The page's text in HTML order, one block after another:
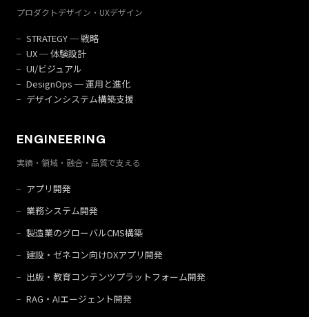
プロダクトデザイン・UXデザイン
STRATEGY ─ 戦略
UX ─ 体験設計
UI/ビジュアル
DesignOps ─ 運用と進化
デザインシステム構築支援
ENGINEERING
実績・領域・融合・品質で支える
アプリ開発
業務システム開発
製造業のグローバルCMS構築
建設・ゼネコン向けDXアプリ開発
出版・教育コンテンツプラットフォーム開発
RAG・AIエージェント開発